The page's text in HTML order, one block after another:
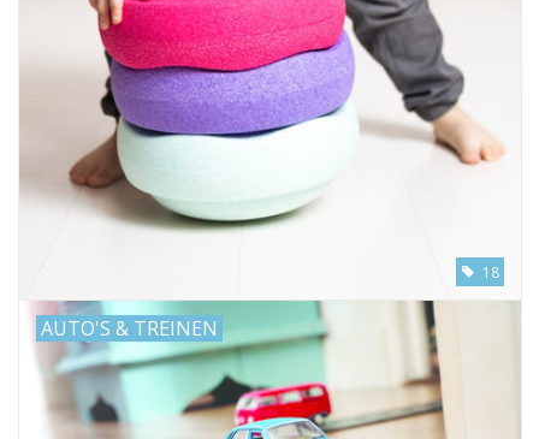
18
AUTO'S & TREINEN